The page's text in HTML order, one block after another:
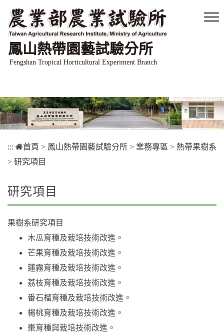
鳳山熱帶園藝試驗分所
Fengshan Tropical Horticultural Experiment Branch
::: 首頁 > 鳳山熱帶園藝試驗分所 > 業務專區 > 熱帶果樹系
> 研究項目
研究項目
果樹系研究項目
木瓜育種及栽培技術改進。
芒果育種及栽培技術改進。
蓮霧育種及栽培技術改進。
荔枝育種及栽培技術改進。
番石榴育種及栽培技術改進。
楊桃育種及栽培技術改進。
棗育種與栽培技術改進。